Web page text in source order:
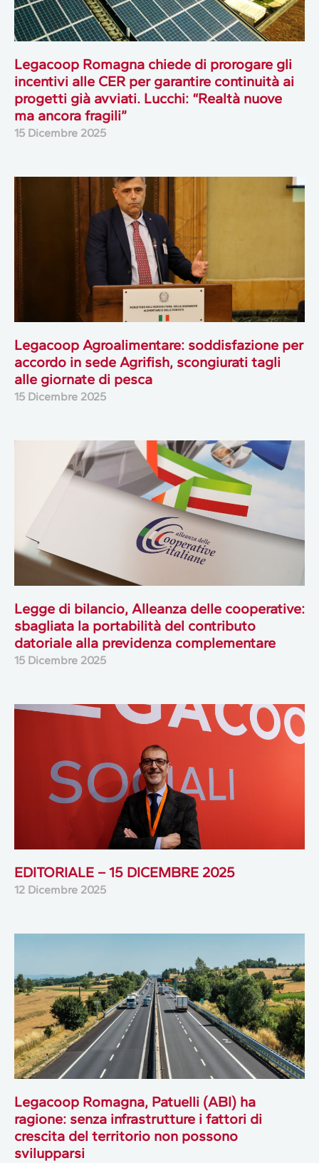
Legacoop Romagna chiede di prorogare gli
incentivi alle CER per garantire continuità ai
progetti già avviati. Lucchi: “Realtà nuove
ma ancora fragili”
15 Dicembre 2025
Legacoop Agroalimentare: soddisfazione per
accordo in sede Agrifish, scongiurati tagli
alle giornate di pesca
15 Dicembre 2025
Legge di bilancio, Alleanza delle cooperative:
sbagliata la portabilità del contributo
datoriale alla previdenza complementare
15 Dicembre 2025
EDITORIALE – 15 DICEMBRE 2025
12 Dicembre 2025
Legacoop Romagna, Patuelli (ABI) ha
ragione: senza infrastrutture i fattori di
crescita del territorio non possono
svilupparsi